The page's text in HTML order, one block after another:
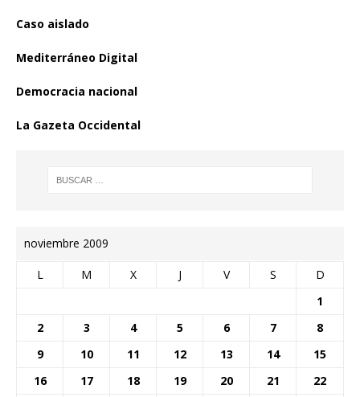
Caso aislado
Mediterráneo Digital
Democracia nacional
La Gazeta Occidental
noviembre 2009
L M X J V S D
1
2
3 4 5 6 7
8
9
10 11 12 13 14
15
16
17 18 19 20 21
22